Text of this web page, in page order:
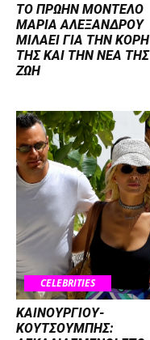
ΤΟ ΠΡΩΗΝ ΜΟΝΤΕΛΟ
ΜΑΡΙΑ ΑΛΕΞΑΝΔΡΟΥ
ΜΙΛΑΕΙ ΓΙΑ ΤΗΝ ΚΟΡΗ
ΤΗΣ ΚΑΙ ΤΗΝ ΝΕΑ ΤΗΣ
ΖΩΗ
CELEBRITIES
ΚΑΙΝΟΥΡΓΙΟΥ-
ΚΟΥΤΣΟΥΜΠΗΣ: